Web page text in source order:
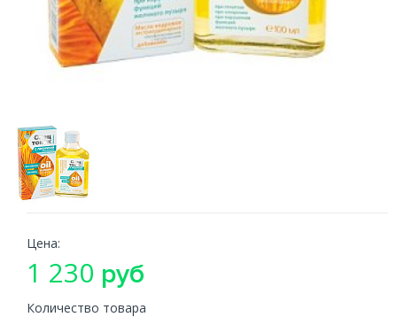
Цена:
1 230 руб
Количество товара